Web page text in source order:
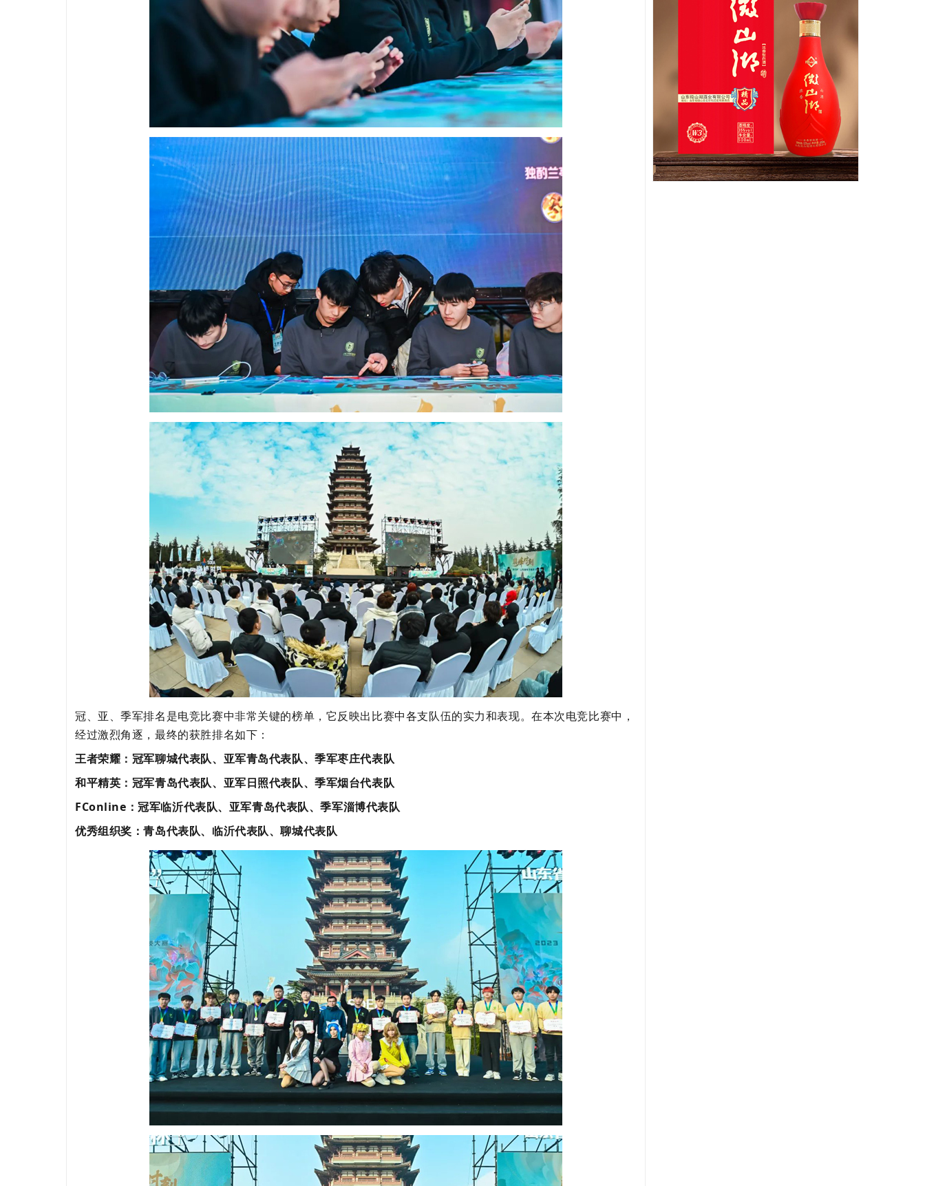
冠、亚、季军排名是电竞比赛中非常关键的榜单，它反映出比赛中各支队伍的实力和表现。在本次电竞比赛中，
经过激烈角逐，最终的获胜排名如下：
王者荣耀：冠军聊城代表队、亚军青岛代表队、季军枣庄代表队
和平精英：冠军青岛代表队、亚军日照代表队、季军烟台代表队
FConline ：冠军临沂代表队、亚军青岛代表队、季军淄博代表队
优秀组织奖：青岛代表队、临沂代表队、聊城代表队